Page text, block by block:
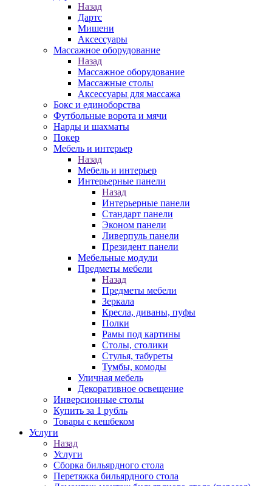
Назад
Дартс
Мишени
Аксессуары
Массажное оборудование
Назад
Массажное оборудование
Массажные столы
Аксессуары для массажа
Бокс и единоборства
Футбольные ворота и мячи
Нарды и шахматы
Покер
Мебель и интерьер
Назад
Мебель и интерьер
Интерьерные панели
Назад
Интерьерные панели
Стандарт панели
Эконом панели
Ливерпуль панели
Президент панели
Мебельные модули
Предметы мебели
Назад
Предметы мебели
Зеркала
Кресла, диваны, пуфы
Полки
Рамы под картины
Столы, столики
Стулья, табуреты
Тумбы, комоды
Уличная мебель
Декоративное освещение
Инверсионные столы
Купить за 1 рубль
Товары с кешбеком
Услуги
Назад
Услуги
Сборка бильярдного стола
Перетяжка бильярдного стола